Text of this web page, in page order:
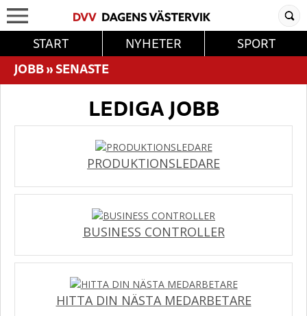
START NYHETER
SPORT
JOBB»SENASTE
LEDIGA JOBB
PRODUKTIONSLEDARE
BUSINESS CONTROLLER
HITTA DIN NÄSTA MEDARBETARE